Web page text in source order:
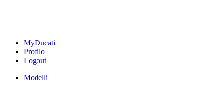
MyDucati
Profilo
Logout
Modelli